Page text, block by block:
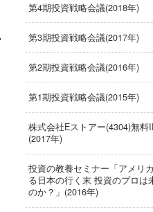
第4期投資戦略会議(2018年)
第3期投資戦略会議(2017年)
第2期投資戦略会議(2016年)
第1期投資戦略会議(2015年)
株式会社Eストアー(4304)無
(2017年)
投資の教養セミナー「アメリ
る日本の行く末 投資のプロは
のか？」(2016年)